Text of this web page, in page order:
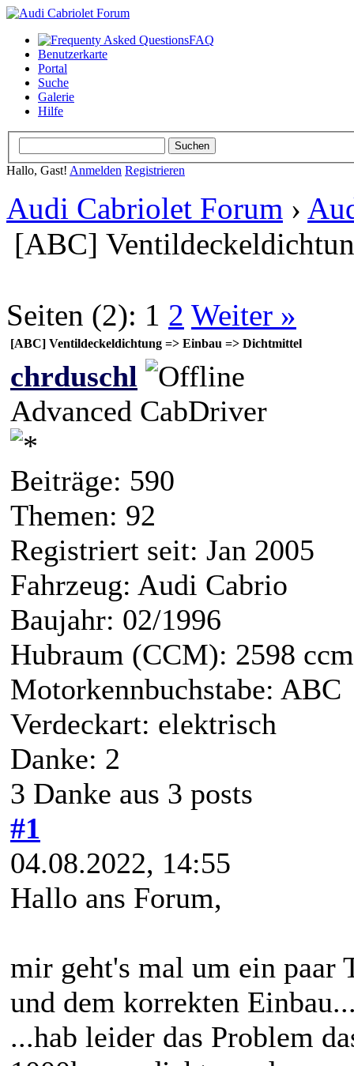
FAQ
Benutzerkarte
Portal
Suche
Galerie
Hilfe
Hallo, Gast! Anmelden Registrieren
Audi Cabriolet Forum ›
[ABC]
Seiten (2): 1 2 Weiter »
[ABC] Ventildeckeldichtung => Einbau => Dichtmittel
chrduschl
Advanced CabDriver
Beiträge: 590
Themen: 92
Registriert seit: Jan 2005
Fahrzeug: Audi Cabrio
Baujahr: 02/1996
Hubraum (CCM): 2598 ccm
Motorkennbuchstabe: ABC
Verdeckart: elektrisch
Danke: 2
3 Danke aus 3 posts
#1
04.08.2022, 14:55
Hallo ans Forum,
mir geht's mal um ein paar
und dem korrekten
...hab leider das Problem